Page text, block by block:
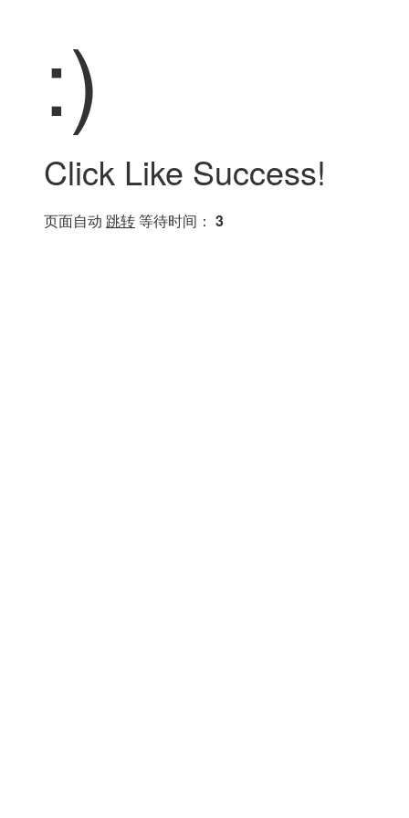
:)
Click Like Success!
页面自动 跳转等待时间： 3